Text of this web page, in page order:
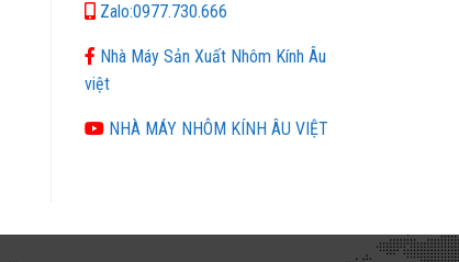
Zalo:0977.730.666
Nhà Máy Sản Xuất Nhôm Kính Âu
việt
NHÀ MÁY NHÔM KÍNH ÂU VIỆT